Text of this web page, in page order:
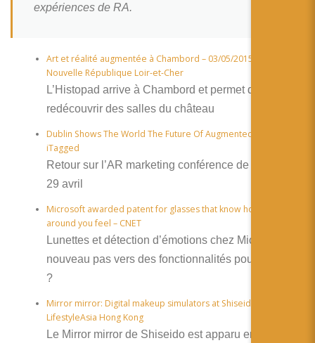
expériences de RA.
Art et réalité augmentée à Chambord – 03/05/2015 – La
Nouvelle République Loir-et-Cher
L’Histopad arrive à Chambord et permet de
redécouvrir des salles du château
Dublin Shows The World The Future Of Augmented Reality |
iTagged
Retour sur l’AR marketing conférence de Dublin le
29 avril
Microsoft awarded patent for glasses that know how those
around you feel – CNET
Lunettes et détection d’émotions chez Microsoft. Un
nouveau pas vers des fonctionnalités pour Hololens
?
Mirror mirror: Digital makeup simulators at Shiseido –
LifestyleAsia Hong Kong
Le Mirror mirror de Shiseido est apparu en 2011